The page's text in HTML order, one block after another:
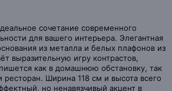
сочетание современного
для вашего интерьера. Элегантная
из металла и белых плафонов из
выразительную игру контрастов,
как в домашнюю обстановку, так
Ширина 118 см и высота всего
но ненавязчивый акцент в